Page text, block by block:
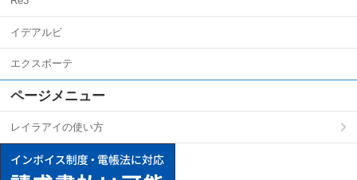
イデアルビ
エクスボーテ
ページメニュー
レイラアイの使い方